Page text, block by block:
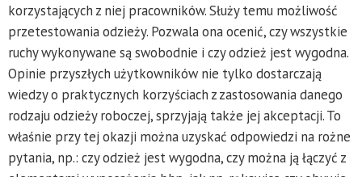
korzystających z niej pracowników. Służy temu możliwość
przetestowania odzieży. Pozwala ona ocenić, czy wszystkie
ruchy wykonywane są swobodnie i czy odzież jest wygodna.
Opinie przyszłych użytkowników nie tylko dostarczają
wiedzy o praktycznych korzyściach z zastosowania danego
rodzaju odzieży roboczej, sprzyjają także jej akceptacji. To
właśnie przy tej okazji można uzyskać odpowiedzi na rożne
pytania, np.: czy odzież jest wygodna, czy można ją łączyć z